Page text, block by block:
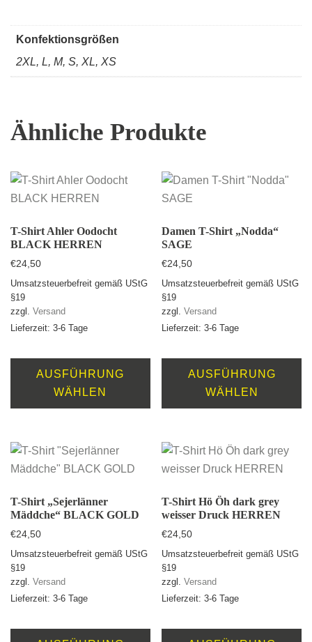
Konfektionsgrößen
2XL, L, M, S, XL, XS
Ähnliche Produkte
T-Shirt Ahler Oodocht
BLACK HERREN
€24,50
Umsatzsteuerbefreit gemäß UStG
§19
zzgl. Versand
Lieferzeit: 3-6 Tage
AUSFÜHRUNG
WÄHLEN
mehrere
auf.
Die
können
auf
der
Produktseite
gewählt
werden
Damen T-Shirt „Nodda“
SAGE
€24,50
Umsatzsteuerbefreit gemäß UStG
§19
zzgl.Versand
Lieferzeit: 3-6 Tage
AUSFÜHRUNG
WÄHLEN
T-Shirt „Sejerlänner
Mäddche“ BLACK GOLD
€24,50
Umsatzsteuerbefreit gemäß UStG
§19
zzgl. Versand
Lieferzeit: 3-6 Tage
T-Shirt Hö Öh dark grey
weisser Druck HERREN
€24,50
Umsatzsteuerbefreit gemäß UStG
§19
zzgl.Versand
Lieferzeit: 3-6 Tage